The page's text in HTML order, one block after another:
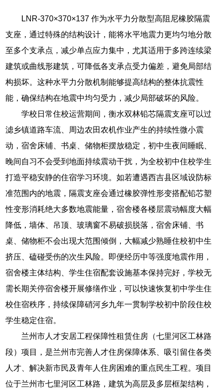
LNR-370×370×137 作为水平力分散型高阻尼橡胶隔震
支座，通过特殊的结构设计，能将水平地震力更均匀地分散
至多个支承点，减少单点应力集中，尤其适用于多跨连续梁
建筑或曲线形建筑，可降低各支承点受力偏差，避免局部结
构损坏。这种水平力分散机制能够提高结构的整体抗震性
能，确保结构在地震中均匀受力，减少局部破坏的风险。
学校日常住校运营期间，衡水双林铅芯隔震支座可以过
滤乡镇道路车流、周边农田农机作业产生的持续性微小震
动，宿舍床铺、书桌、储物柜摆放稳定，初中生夜间睡眠、
晚间自习不会受到地面持续震动干扰，为全校初中住校学生
打造平稳安静的住宿学习环境。如若遭遇西吉县区域设防标
准范围内的地震，隔震支座会通过橡胶弹性形变搭配铅芯塑
性变形消耗绝大多数地震能量，宿舍楼各楼层震动幅度大幅
降低，墙体、吊顶、玻璃窗不易破损脱落，宿舍床铺、书
桌、储物柜不会出现大范围倾倒，大幅减少熟睡住校初中生
挤压、磕碰受伤的次生风险。即便经历中等强度地震作用，
宿舍楼主体结构、学生住宿配套设施基本保持完好，学校无
需长期关停宿舍楼开展修缮作业，可以快速恢复初中学生住
校住宿秩序，持续保障硝河乡九年一贯制学校初中阶段住校
学生稳定住宿。
兰州市人才安居工程保障性租赁住房（七里河区工林路
段）项目，是兰州市完善人才住房保障体系、吸引留住各类
人才、解决新市民及青年人住房困难的重点民生工程。项目
位于兰州市七里河区工林路，建筑为高层及多层框架结构，